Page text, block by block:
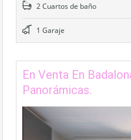
2 Cuartos de baño
1 Garaje
En Venta En
Panorámicas.